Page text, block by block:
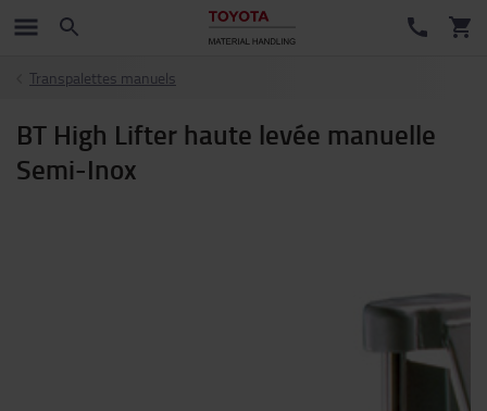
Transpalettes manuels
BT High Lifter haute levée manuelle
Semi-Inox